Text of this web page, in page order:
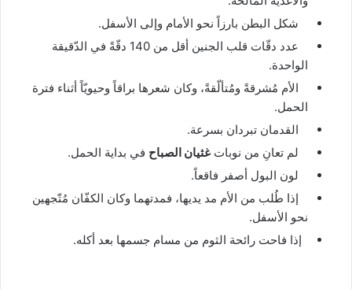
شكل البطن بارزاً نحو الأمام وإلى الأسفل.
عدد دقّات قلب الجنين أقل من 140 دقّةً في الدّقيقة
الواحدة.
الأم مُشرقةً ومُتألّقةً، وكان شعرها براقاً وحيويّاً أثناء فترة
الحمل.
القدمان تبردان بسرعة.
لم تعانِ من نوبات غثيان الصباح في بداية الحمل.
لون البول أصفر فاقعاً.
إذا طُلب من الأم مد يديها، فمدتهما وكان الكفّان مُتّجهين
نحو الأسفل.
إذا فاحت رائحة الثوم من مسام جسمها بعد أكله.